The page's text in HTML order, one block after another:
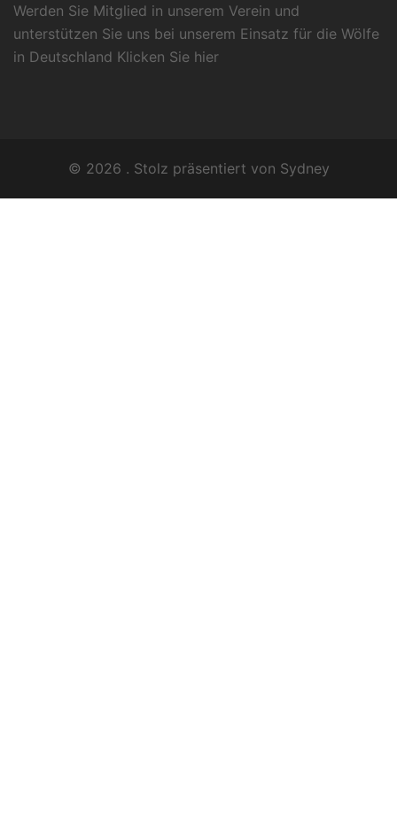
Werden Sie Mitglied in unserem Verein und
unterstützen Sie uns bei unserem Einsatz für die Wölfe
in Deutschland Klicken Sie hier
© 2026 . Stolz präsentiert von Sydney